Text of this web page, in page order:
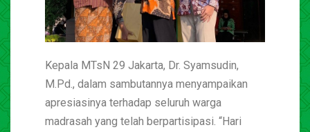
Kepala MTsN 29 Jakarta, Dr. Syamsudin,
M.Pd., dalam sambutannya menyampaikan
apresiasinya terhadap seluruh warga
madrasah yang telah berpartisipasi. “Hari